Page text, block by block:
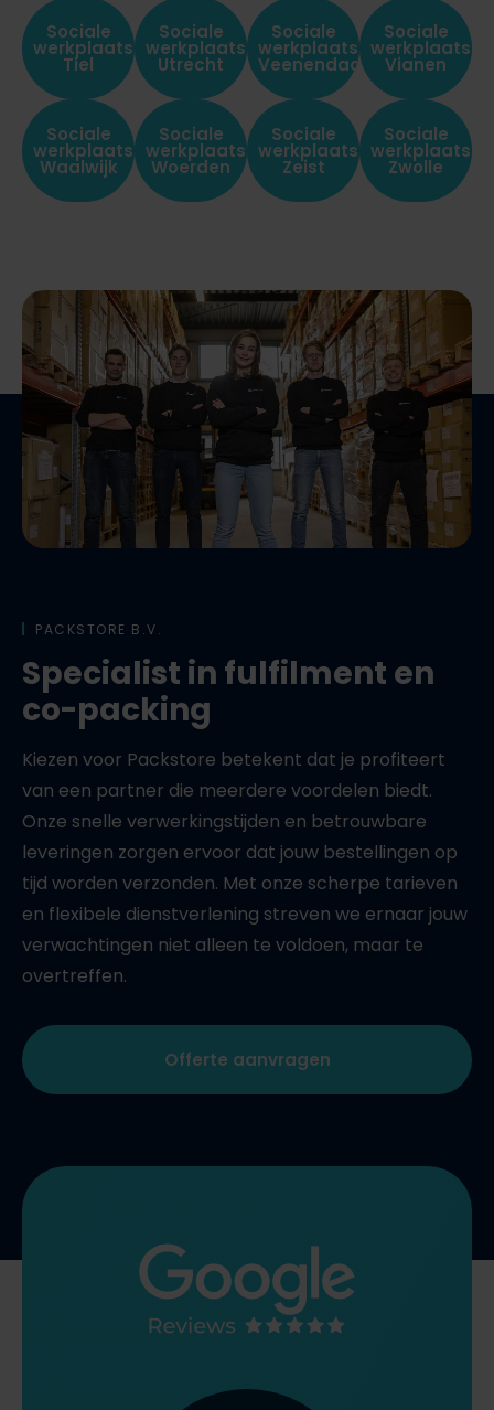
Sociale
werkplaats
Tiel
Sociale
werkplaats
Utrecht
Sociale
werkplaats
Veenendaal
Sociale
werkplaats
Vianen
Sociale
werkplaats
Waalwijk
Sociale
werkplaats
Woerden
Sociale
werkplaats
Zeist
Sociale
werkplaats
Zwolle
PACKSTORE B.V.
Specialist in fulfilment en
co-packing
Kiezen voor Packstore betekent dat je profiteert
van een partner die meerdere voordelen biedt.
Onze snelle verwerkingstijden en betrouwbare
leveringen zorgen ervoor dat jouw bestellingen op
tijd worden verzonden. Met onze scherpe tarieven
en flexibele dienstverlening streven we ernaar jouw
verwachtingen niet alleen te voldoen, maar te
overtreffen.
Offerte aanvragen